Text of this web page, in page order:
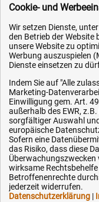
Hilfe & Service
Versandkosten
Zahlungsarten
Service
AGB / Widerrufsrecht
Datenschutz
Impressum
Karriere
OEM-Ersatzteile
Cookie- und
Wir setzen Dienste,
den Betrieb der Website
unsere Website zu
Werbung auszuspielen
Dienste einsetzen zu
Indem Sie auf "Alle
Marketing-
Einwilligung gem. Art.
außerhalb des EWR,
sorgfältiger Auswahl
europäische
Sofern eine
das Risiko, dass diese
Überwachungszwecken
wirksame
Betroffenenrechte
jederzeit widerrufen.
Datenschutzerklärung |